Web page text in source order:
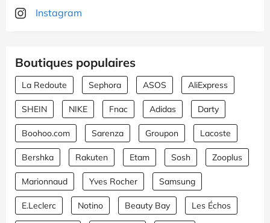
Instagram
Boutiques populaires
La Redoute Sephora ASOS AliExpress
SHEIN NIKE Fnac Adidas Darty
Boohoo.com Sarenza Groupon Lacoste
Bershka Rakuten Etam Sosh Zooplus
Marionnaud Yves Rocher Samsung
E.Leclerc Notino Beauty Bay Les Échos